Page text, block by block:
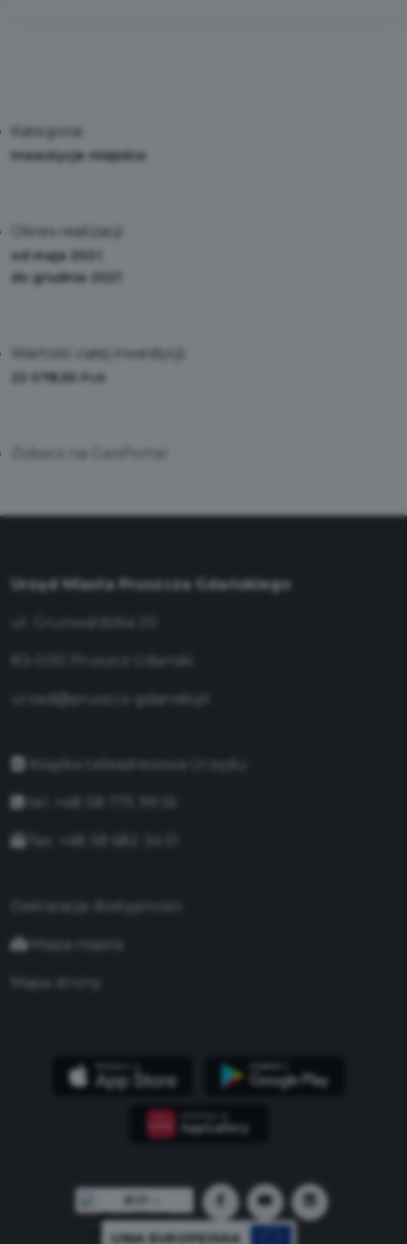
Kategoria:
Inwestycje miejskie
Okres realizacji:
od maja 2021
do grudnia 2021
Wartość całej inwestycji:
22 078,50
Urząd Miasta Pruszcza Gdańskiego
urzad@pruszcz-gdanski.pl
Książka teleadresowa Urzędu
Deklaracja dostępności
Mapa miasta
Mapa strony
UNIA EUROPEJSKA